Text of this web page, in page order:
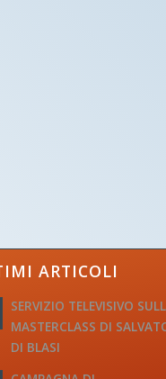
ARTICOLI
SERVIZIO TELEVISIVO
MASTERCLASS DI
DI BLASI